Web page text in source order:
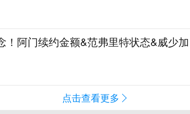
！阿门续约金额&范弗里特状态&威少加
点击查看更多